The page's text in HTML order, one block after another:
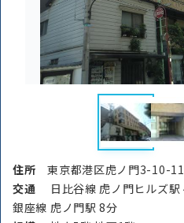
住所東京都港区虎ノ門3-
交通
日比谷線 虎ノ門ヒルズ
銀座線 虎ノ門駅 8分